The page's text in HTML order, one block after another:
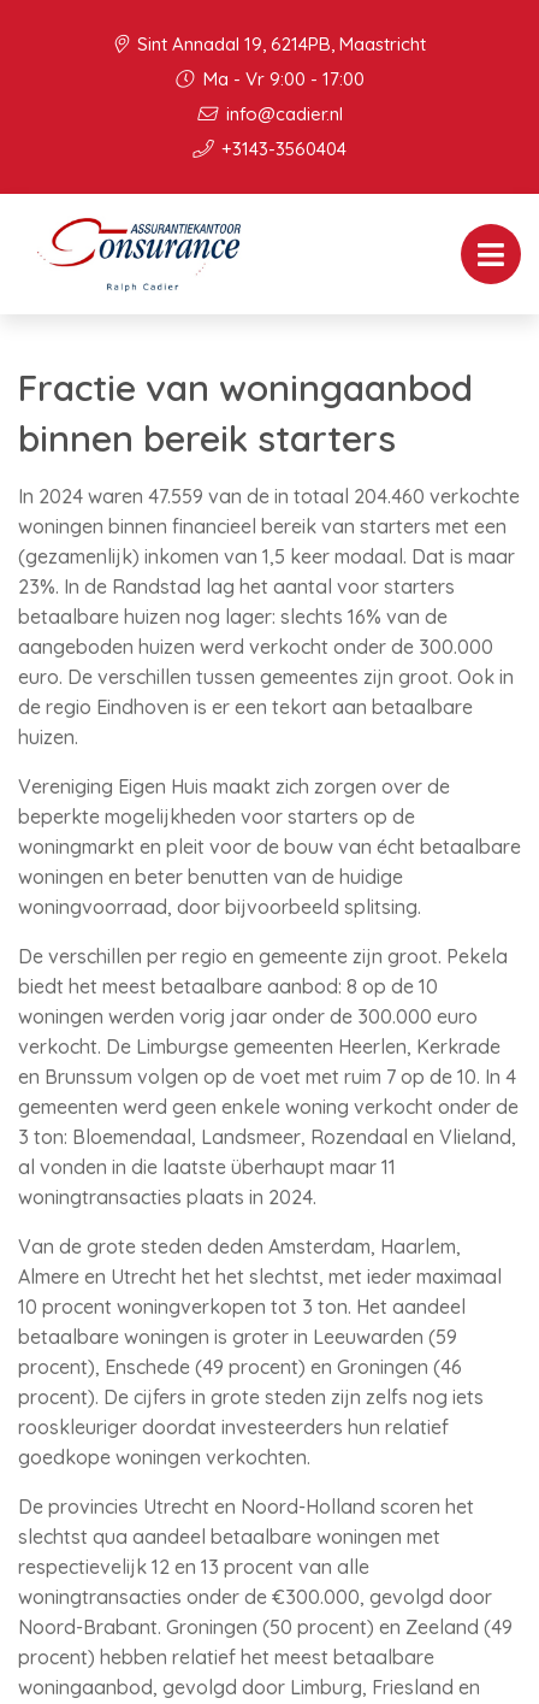
Sint Annadal 19, 6214PB, Maastricht
Ma - Vr 9:00 - 17:00
info@cadier.nl
+3143-3560404
Fractie van woningaanbod
binnen bereik starters
In 2024 waren 47.559 van de in totaal 204.460 verkochte
woningen binnen financieel bereik van starters met een
(gezamenlijk) inkomen van 1,5 keer modaal. Dat is maar
23%. In de Randstad lag het aantal voor starters
betaalbare huizen nog lager: slechts 16% van de
aangeboden huizen werd verkocht onder de 300.000
euro. De verschillen tussen gemeentes zijn groot. Ook in
de regio Eindhoven is er een tekort aan betaalbare
huizen.
Vereniging Eigen Huis maakt zich zorgen over de
beperkte mogelijkheden voor starters op de
woningmarkt en pleit voor de bouw van écht betaalbare
woningen en beter benutten van de huidige
woningvoorraad, door bijvoorbeeld splitsing.
De verschillen per regio en gemeente zijn groot. Pekela
biedt het meest betaalbare aanbod: 8 op de 10
woningen werden vorig jaar onder de 300.000 euro
verkocht. De Limburgse gemeenten Heerlen, Kerkrade
en Brunssum volgen op de voet met ruim 7 op de 10. In 4
gemeenten werd geen enkele woning verkocht onder de
3 ton: Bloemendaal, Landsmeer, Rozendaal en Vlieland,
al vonden in die laatste überhaupt maar 11
woningtransacties plaats in 2024.
Van de grote steden deden Amsterdam, Haarlem,
Almere en Utrecht het het slechtst, met ieder maximaal
10 procent woningverkopen tot 3 ton. Het aandeel
betaalbare woningen is groter in Leeuwarden (59
procent), Enschede (49 procent) en Groningen (46
procent). De cijfers in grote steden zijn zelfs nog iets
rooskleuriger doordat investeerders hun relatief
goedkope woningen verkochten.
De provincies Utrecht en Noord-Holland scoren het
slechtst qua aandeel betaalbare woningen met
respectievelijk 12 en 13 procent van alle
woningtransacties onder de €300.000, gevolgd door
Noord-Brabant. Groningen (50 procent) en Zeeland (49
procent) hebben relatief het meest betaalbare
woningaanbod, gevolgd door Limburg, Friesland en